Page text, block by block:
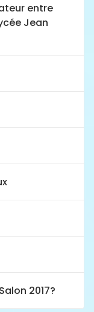
entre
Jean
2017?